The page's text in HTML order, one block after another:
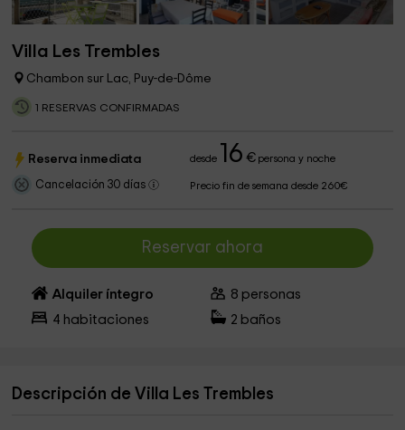
Villa Les Trembles
Chambon sur Lac, Puy-de-Dôme
1 RESERVAS CONFIRMADAS
Reserva inmediata desde 16 €persona y noche
Cancelación 30 días Precio fin de semana desde 260€
Reservar ahora
Alquiler íntegro 8 personas
4 habitaciones 2 baños
Descripción de Villa Les Trembles